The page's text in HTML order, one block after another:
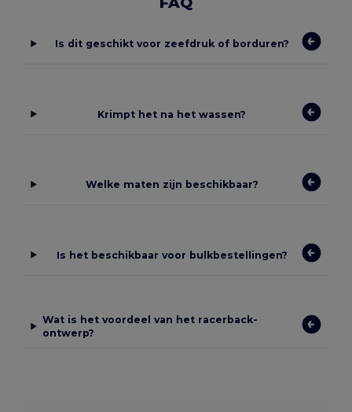
Is dit geschikt voor zeefdruk of borduren?
Krimpt het na het wassen?
Welke maten zijn beschikbaar?
Is het beschikbaar voor bulkbestellingen?
Wat is het voordeel van het racerback-
ontwerp?